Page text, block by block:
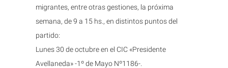
migrantes, entre otras gestiones, la próxima
semana, de 9 a 15 hs., en distintos puntos del
partido:
Lunes 30 de octubre en el CIC «Presidente
Avellaneda» -1º de Mayo Nº1186-.